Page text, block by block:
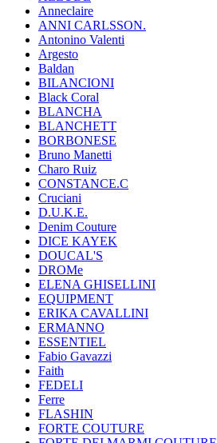
Anneclaire
ANNI CARLSSON.
Antonino Valenti
Argesto
Baldan
BILANCIONI
Black Coral
BLANCHA
BLANCHETT
BORBONESE
Bruno Manetti
Charo Ruiz
CONSTANCE.C
Cruciani
D.U.K.E.
Denim Couture
DICE KAYEK
DOUCAL'S
DROMe
ELENA GHISELLINI
EQUIPMENT
ERIKA CAVALLINI
ERMANNO
ESSENTIEL
Fabio Gavazzi
Faith
FEDELI
Ferre
FLASHIN
FORTE COUTURE